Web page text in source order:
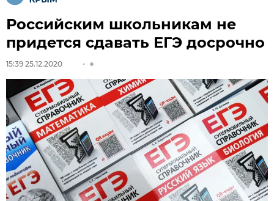
Российским школьникам не
придется сдавать ЕГЭ досрочно
15:39 25.12.2020